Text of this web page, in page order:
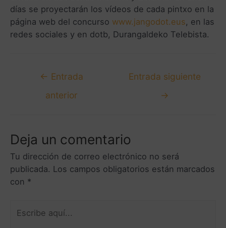
días se proyectarán los vídeos de cada pintxo en la
página web del concurso www.jangodot.eus, en las
redes sociales y en dotb, Durangaldeko Telebista.
← Entrada
anterior
Entrada siguiente
→
Deja un comentario
Tu dirección de correo electrónico no será
publicada. Los campos obligatorios están marcados
con *